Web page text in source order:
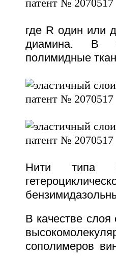
где R один или
диамина. В
полимидные
Нити типа
В качестве слоя
сополимеров